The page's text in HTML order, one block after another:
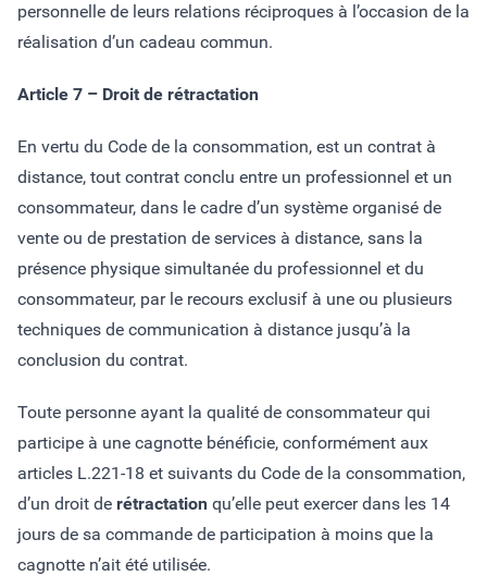
personnelle de leurs relations réciproques à l’occasion de la
réalisation d’un cadeau commun.
Article 7 – Droit de rétractation
En vertu du Code de la consommation, est un contrat à
distance, tout contrat conclu entre un professionnel et un
consommateur, dans le cadre d’un système organisé de
vente ou de prestation de services à distance, sans la
présence physique simultanée du professionnel et du
consommateur, par le recours exclusif à une ou plusieurs
techniques de communication à distance jusqu’à la
conclusion du contrat.
Toute personne ayant la qualité de consommateur qui
participe à une cagnotte bénéficie, conformément aux
articles L.221-18 et suivants du Code de la consommation,
d’un droit de rétractation qu’elle peut exercer dans les 14
jours de sa commande de participation à moins que la
cagnotte n’ait été utilisée.